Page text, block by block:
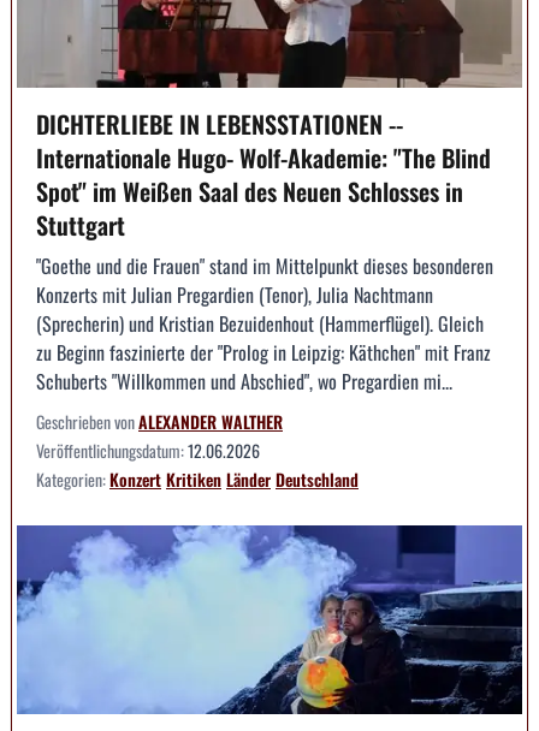
DICHTERLIEBE IN LEBENSSTATIONEN --
Internationale Hugo- Wolf-Akademie: "The Blind
Spot" im Weißen Saal des Neuen Schlosses in
Stuttgart
"Goethe und die Frauen" stand im Mittelpunkt dieses besonderen
Konzerts mit Julian Pregardien (Tenor), Julia Nachtmann
(Sprecherin) und Kristian Bezuidenhout (Hammerflügel). Gleich
zu Beginn faszinierte der "Prolog in Leipzig: Käthchen" mit Franz
Schuberts "Willkommen und Abschied", wo Pregardien mi...
Geschrieben vonALEXANDER WALTHER
Veröffentlichungsdatum:12.06.2026
Kategorien:KonzertKritikenLänderDeutschland